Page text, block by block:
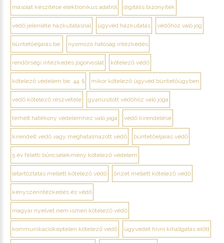
másolat készítése elektronikus adatról digitális bizonyíték
védő jelenléte házkutatásnál ügyvéd házkutatás védőhöz való jog
büntetőeljárás be. nyomozó hatóság intézkedés
rendőrségi intézkedés jogorvoslat kötelező védő
kötelező védelem be. 44. § mikor kötelező ügyvéd büntetőügyben
védő kötelező részvétele gyanúsított védőhöz való joga
terhelt hatékony védelemhez való joga védő kirendelése
kirendelt védő vagy meghatalmazott védő büntetőeljárás védő
5 év feletti bűncselekmény kötelező védelem
letartóztatás mellett kötelező védő őrizet mellett kötelező védő
kényszerintézkedés és védő
magyar nyelvet nem ismeri kötelező védő
kommunikációképtelen kötelező védő ügyvédet hívni kihallgatás előtt